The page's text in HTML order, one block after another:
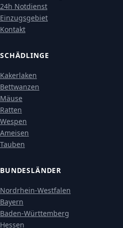
24h Notdienst
Einzugsgebiet
Kontakt
SCHÄDLINGE
Kakerlaken
Bettwanzen
Mäuse
Ratten
Wespen
Ameisen
Tauben
BUNDESLÄNDER
Nordrhein-Westfalen
Bayern
Baden-Württemberg
Hessen